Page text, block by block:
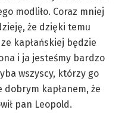
modliło. Coraz mniej
że dzięki temu
kapłańskiej będzie
i ja jesteśmy bardzo
wszyscy, którzy go
dobrym kapłanem, że
pan Leopold.